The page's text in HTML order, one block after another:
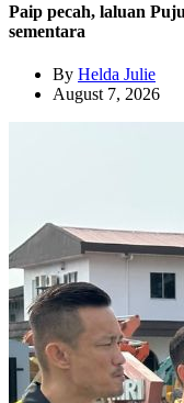
Paip pecah, laluan
sementara
By Helda Julie
August 7, 2026